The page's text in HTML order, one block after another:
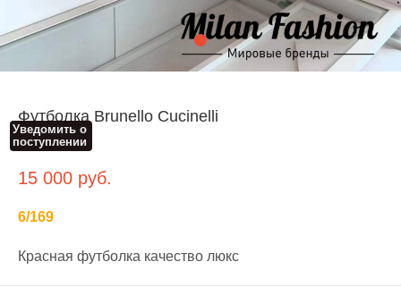
Футболка Brunello Cucinelli
V35161
15 000 руб.
Уведомить о
поступлении
6/169
Красная футболка качество люкс